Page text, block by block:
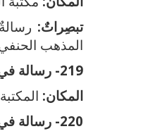
تبصِراتٌ:
المذهب
219- رسالة في أحكام القضاء:
المكان: المكتبة المركزية
220- رسالة في أدب القاضي: